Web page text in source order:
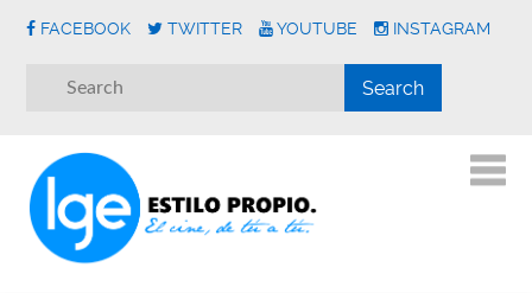
FACEBOOK TWITTER YOUTUBE INSTAGRAM